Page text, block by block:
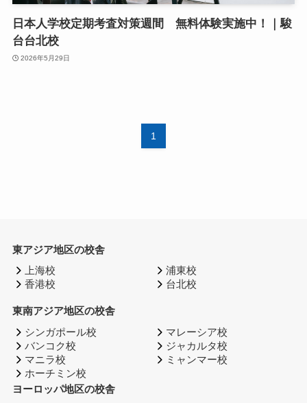
日本人学校定期考査対策週間 無料体験実施中！｜駿
台台北校
2026年5月29日
1
東アジア地区の校舎
上海校
香港校
浦東校
台北校
東南アジア地区の校舎
シンガポール校
バンコク校
マニラ校
ホーチミン校
マレーシア校
ジャカルタ校
ミャンマー校
ヨーロッパ地区の校舎